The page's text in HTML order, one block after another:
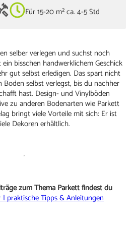
Für 15-20 m² ca. 4-5 Std
selber verlegen und suchst noch
bisschen handwerklichem Geschick
gut selbst erledigen. Das spart nicht
selbst verlegst, bis du nachher
hast. Design- und Vinylböden
zu anderen Bodenarten wie Parkett
bringt viele Vorteile mit sich: Er ist
Dekoren erhältlich.
zum Thema Parkett findest du
praktische Tipps & Anleitungen